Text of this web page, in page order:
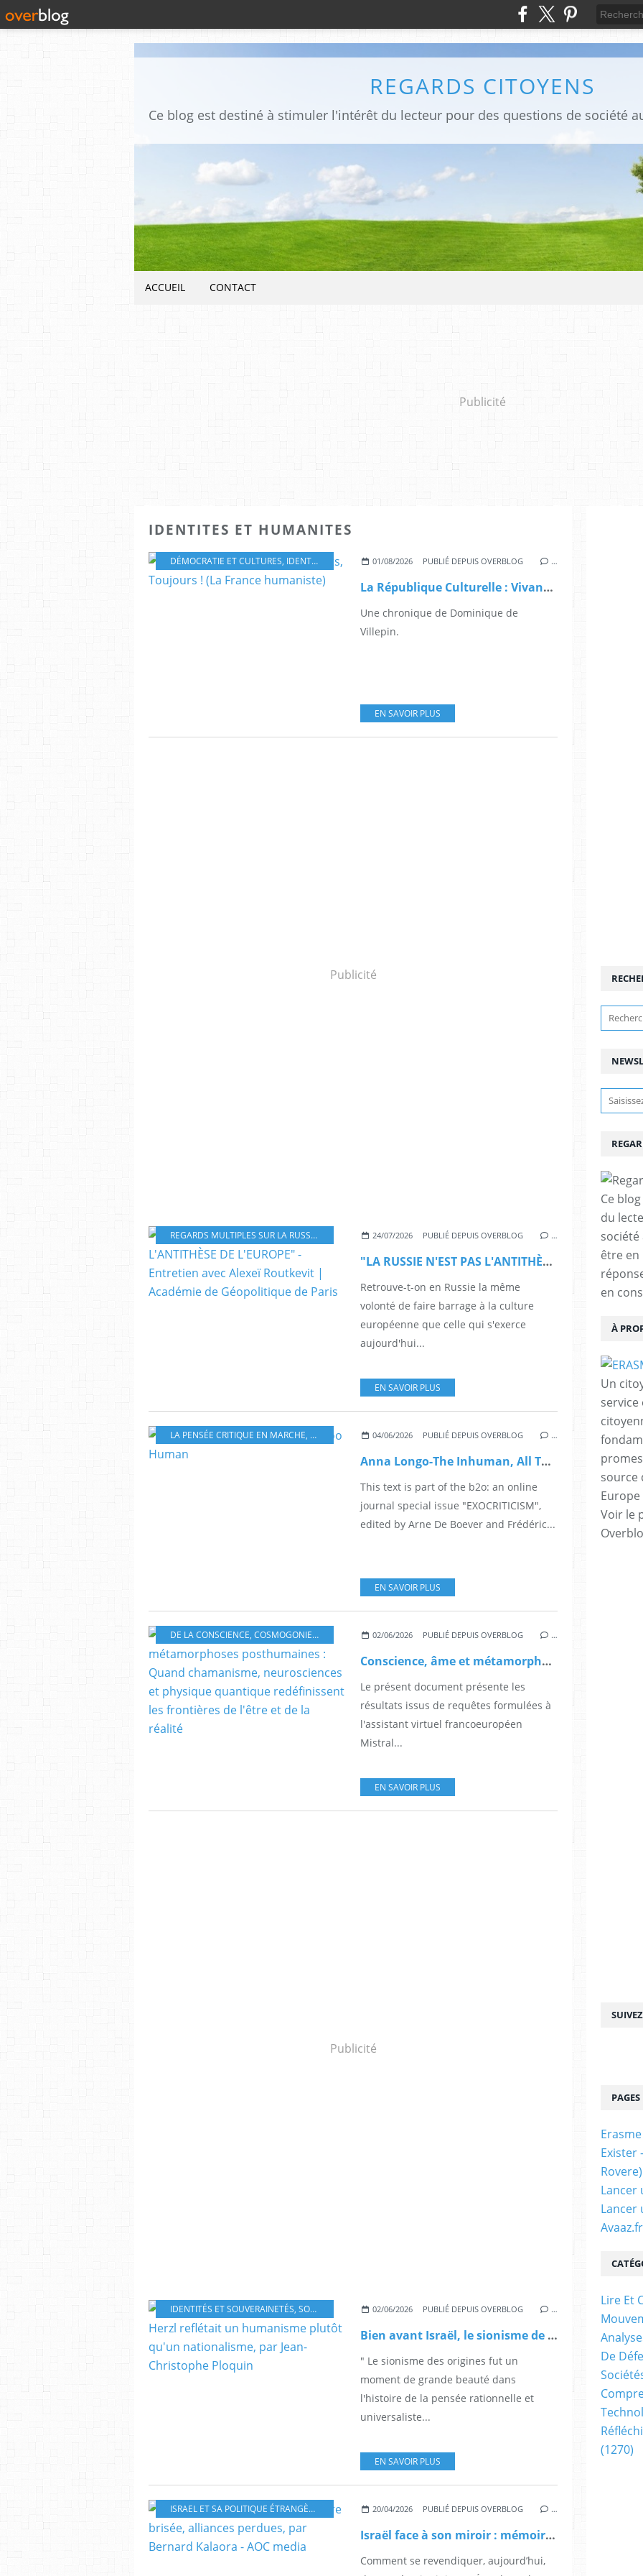
REGARDS CITOYENS
ACCUEIL CONTACT
Publicité
IDENTITES ET HUMANITES
DÉMOCRATIE ET CULTURES, IDENTITÉS CULTURELLES ,IDENTITÉS ET HUMANITÉS,LA FRANCE FACE AUX ENJEUX
01/08/2026 PUBLIÉ DEPUIS OVERBLOG …
La République Culturelle : Vivants, Toujours ! (La France humaniste)
Une chronique de Dominique de
Villepin.
EN SAVOIR PLUS
Publicité
REGARDS MULTIPLES SUR LA RUSSIE SOCIÉTÉS ET CULTURES LE PEUPLE EN QUESTION IDENTITÉS ET HUMANITÉS,
24/07/2026 PUBLIÉ DEPUIS OVERBLOG …
"LA RUSSIE N'EST PAS L'ANTITHÈSE DE L'EUROPE" - Entretien avec Alexeï Routkevit | Académie de Géopolitique de Paris
Retrouve-t-on en Russie la même
volonté de faire barrage à la culture
européenne que celle qui s'exerce
aujourd'hui...
EN SAVOIR PLUS
LA PENSÉE CRITIQUE EN MARCHE, ET L'HUMAIN DANS TOUT ÇÀ ?,L'HUMAIN EN QUESTION ,LE
04/06/2026 PUBLIÉ DEPUIS OVERBLOG …
Anna Longo-The Inhuman, All Too Human
This text is part of the b2o: an online
journal special issue "EXOCRITICISM",
edited by Arne De Boever and Frédéric...
EN SAVOIR PLUS
DE LA CONSCIENCE, COSMOGONIES , MÉTAMORPHOSES,MÉTAPHYSIQUES,LES HUMANOÏDES EN QUESTION
02/06/2026 PUBLIÉ DEPUIS OVERBLOG …
Conscience, âme et métamorphoses posthumaines : Quand chamanisme, neurosciences et physique quantique redéfinissent les frontières de l'être et de la réalité
Le présent document présente les
résultats issus de requêtes formulées à
l'assistant virtuel francoeuropéen
Mistral...
EN SAVOIR PLUS
Publicité
IDENTITÉS ET SOUVERAINETÉS, SOCIÉTÉS ET CULTURES ,LE SIONISME EN QUESTION,LA NATION EN QUESTION LE
02/06/2026 PUBLIÉ DEPUIS OVERBLOG …
Bien avant Israël, le sionisme de Herzl reflétait un humanisme plutôt qu'un nationalisme, par Jean-Christophe Ploquin
" Le sionisme des origines fut un
moment de grande beauté dans
l'histoire de la pensée rationnelle et
universaliste...
EN SAVOIR PLUS
ISRAEL ET SA POLITIQUE ÉTRANGÈRE LE SIONISME EN QUESTION,LES ALLIANCES EN QUESTION
20/04/2026 PUBLIÉ DEPUIS OVERBLOG …
Israël face à son miroir : mémoire brisée, alliances perdues, par Bernard Kalaora - AOC media
Comment se revendiquer, aujourd’hui,
Ce
du
être
en
À
Un
source
Europe
Voir le
PAGES
Erasme
Exister
Rovere)
Lancer
Lancer
Avaaz.fr
Lire Et
De
(1270)